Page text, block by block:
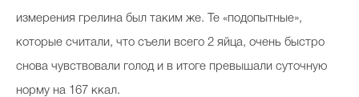
измерения грелина был таким же. Те «подопытные»,
которые считали, что съели всего 2 яйца, очень быстро
снова чувствовали голод и в итоге превышали суточную
норму на 167 ккал.